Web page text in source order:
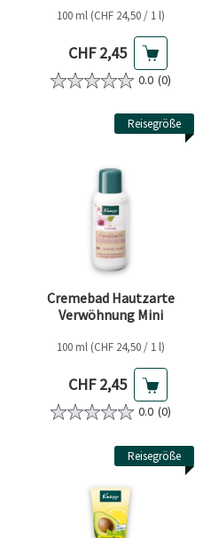
100 ml (CHF 24,50 / 1 l)
Aktueller Preis
CHF 2,45
0.0 (0)
Reisegröße
Cremebad Hautzarte
Verwöhnung Mini
100 ml (CHF 24,50 / 1 l)
Aktueller Preis
CHF 2,45
0.0 (0)
Reisegröße